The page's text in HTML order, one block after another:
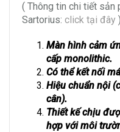
( Thông tin chi tiết sản
Sartorius: click tại đây )
Màn hình cảm
cấp monolithic.
Có thể kết nối
Hiệu chuẩn nội
cân).
Thiết kế chịu
hợp với môi